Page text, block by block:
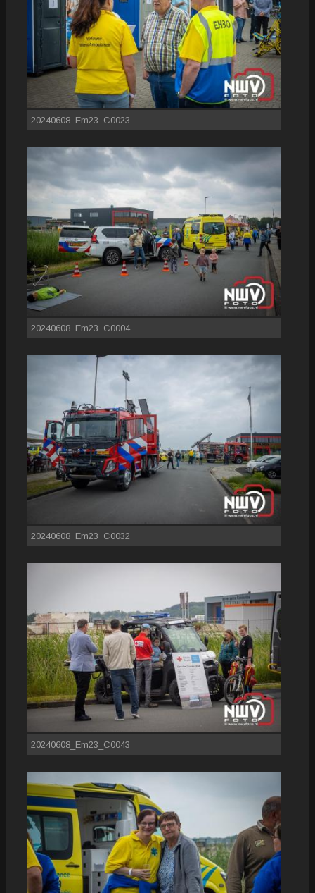
20240608_Em23_C0023
20240608_Em23_C0004
20240608_Em23_C0032
20240608_Em23_C0043